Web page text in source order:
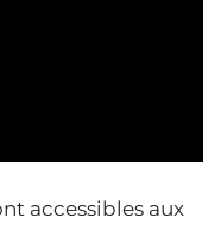
accessibles aux